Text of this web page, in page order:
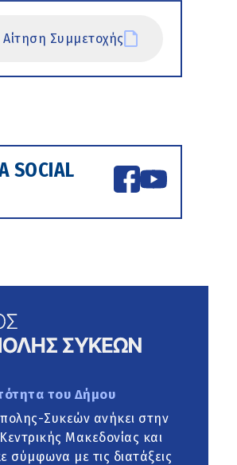
Αίτηση Συμμετοχής
του Δήμου
Συκεών ανήκει στην
Μακεδονίας και
σύμφωνα με τις διατάξεις